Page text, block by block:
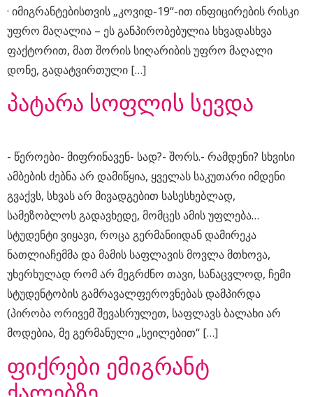
· იმიგრანტებისთვის „კოვიდ-19“-ით ინფიცირების რისკი
უფრო მაღალია – ეს განპირობებულია სხვადასხვა
ფაქტორით, მათ შორის სიღარიბის უფრო მაღალი
დონე, გადატვირთული […]
პატარა სოფლის სევდა
​- წეროები​- მიფრინავენ​- სად?​- შორს.​- რამდენი? სხვისი
ამბების ძებნა არ დამიწყია, ყველას საკუთარი იმდენი
გვაქვს, სხვას არ მივადგებით სასესხებლად,
სამეზობლოს გადავხედე, მომცეს ამის უფლება…
სტუდენტი ვიყავი, როცა გერმანიიდან დამირეკა
ნათლიაჩემმა და მამის საფლავის მოვლა მთხოვა,
უხერხულად რომ არ მეგრძნო თავი, სანაცვლოდ, ჩემი
სტუდენტობის გამრავალფეროვნებას დამპირდა
(პირობა ორივემ შევასრულეთ, საფლავს ბალახი არ
მოდებია, მე გერმანული „სეილებით“ […]
​ფიქრები ემიგრანტ